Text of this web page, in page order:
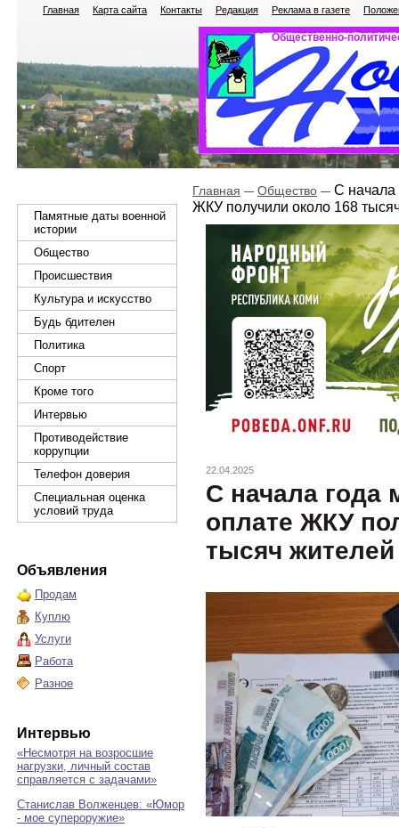
Главная Карта сайта Контакты Редакция Реклама в газете
Общественно-
Памятные даты военной
истории
Общество
Происшествия
Культура и искусство
Будь бдителен
Политика
Спорт
Кроме того
Интервью
Противодействие
коррупции
Телефон доверия
Специальная оценка
условий труда
Объявления
Продам
Куплю
Услуги
Работа
Разное
Интервью
«Несмотря на возросшие
нагрузки, личный состав
справляется с задачами»
Станислав Волженцев: «Юмор
- мое супероружие»
Главная Общество
С начала
ЖКУ получили около 168
22.04.2025
С начала года
оплате ЖКУ
тысяч